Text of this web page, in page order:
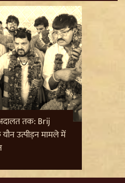
मामले में Udhayanidhi Stalin
सी धाराएं लगाईं
तक: Brij Bhushan के खिलाफ
तक: Brij
उत्पीड़न मामले में